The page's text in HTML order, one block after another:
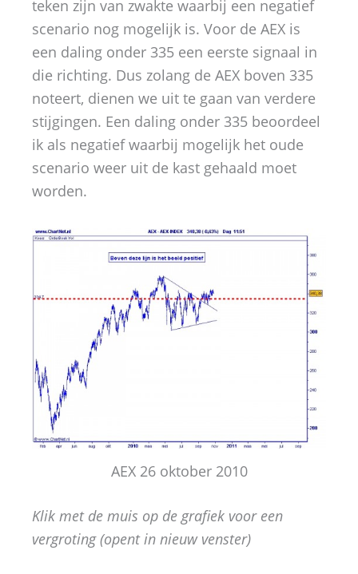
teken zijn van zwakte waarbij een negatief
scenario nog mogelijk is. Voor de AEX is
een daling onder 335 een eerste signaal in
die richting. Dus zolang de AEX boven 335
noteert, dienen we uit te gaan van verdere
stijgingen. Een daling onder 335 beoordeel
ik als negatief waarbij mogelijk het oude
scenario weer uit de kast gehaald moet
worden.
AEX 26 oktober 2010
Klik met de muis op de grafiek voor een
vergroting (opent in nieuw venster)